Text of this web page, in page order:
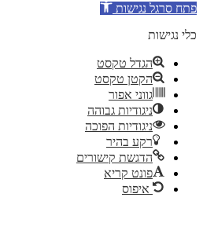
פתח סרגל נגישות
כלי נגישות
הגדל טקסט
הקטן טקסט
גווני אפור
ניגודיות גבוהה
ניגודיות הפוכה
רקע בהיר
הדגשת קישורים
פונט קריא
איפוס